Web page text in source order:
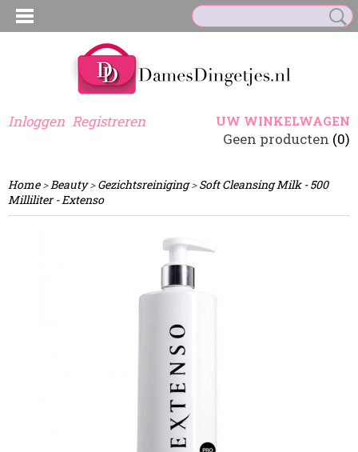
Inloggen Registreren UW WINKELWAGEN
Geen producten (0)
Home>Beauty>Gezichtsreiniging>Soft Cleansing Milk - 500
Milliliter - Extenso